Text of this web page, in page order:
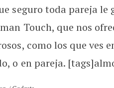
seguro toda pareja
Touch, que nos
como los que ves
o en pareja.